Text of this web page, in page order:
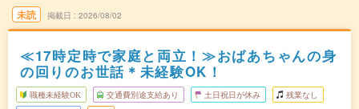
未読 掲載日 2026/08/02
≪17時定時で家庭と両立！≫おばあちゃんの身
の回りのお世話＊未経験OK！
職種未経験OK 交通費別途支給あり 土日祝日が休み 残業なし